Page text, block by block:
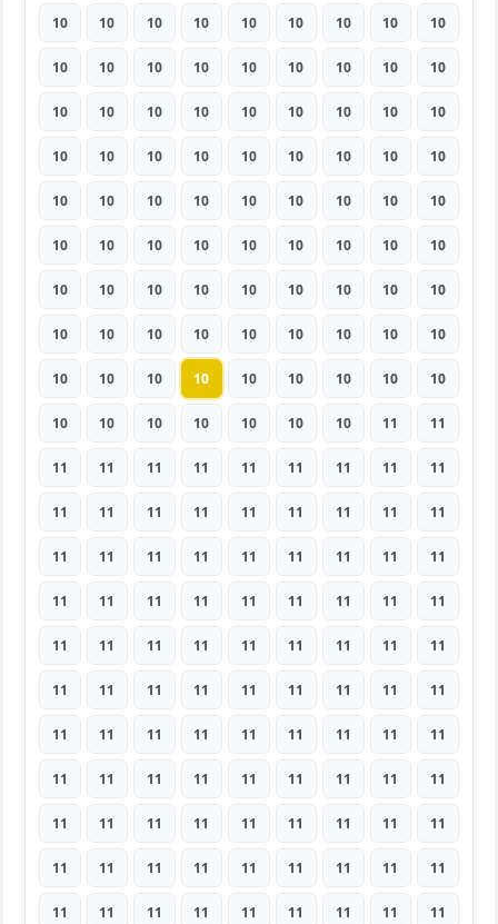
10 10 10 10 10 10 10 10 10
10 10 10 10 10 10 10 10 10
10 10 10 10 10 10 10 10 10
10 10 10 10 10 10 10 10 10
10 10 10 10 10 10 10 10 10
10 10 10 10 10 10 10 10 10
10 10 10 10 10 10 10 10 10
10 10 10 10 10 10 10 10 10
10 10 10 10 10 10 10 10 10
10 10 10 10 10 10 10 11 11
11 11 11 11 11 11 11 11 11
11 11 11 11 11 11 11 11 11
11 11 11 11 11 11 11 11 11
11 11 11 11 11 11 11 11 11
11 11 11 11 11 11 11 11 11
11 11 11 11 11 11 11 11 11
11 11 11 11 11 11 11 11 11
11 11 11 11 11 11 11 11 11
11 11 11 11 11 11 11 11 11
11 11 11 11 11 11 11 11 11
11 11 11 11 11 11 11 11 11